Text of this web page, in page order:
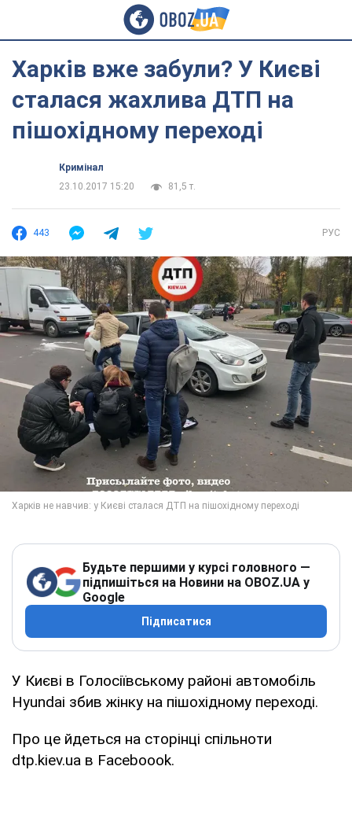
Харків вже забули? У Києві
сталася жахлива ДТП на
пішохідному переході
Кримінал
23.10.2017 15:20
81,5 т.
443 РУС
Будьте першими у курсі головного —
підпишіться на Новини на OBOZ.UA у
Google
Підписатися
У Києві в Голосіївському районі автомобіль
Hyundai збив жінку на пішохідному переході.
Про це йдеться на сторінці спільноти
dtp.kiev.ua в Faceboook.